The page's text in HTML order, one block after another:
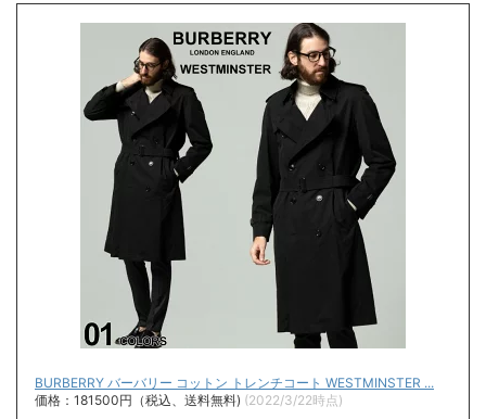
BURBERRY バーバリー コットン トレンチコート WESTMINSTER ...
価格：181500円（税込、送料無料) (2022/3/22時点)